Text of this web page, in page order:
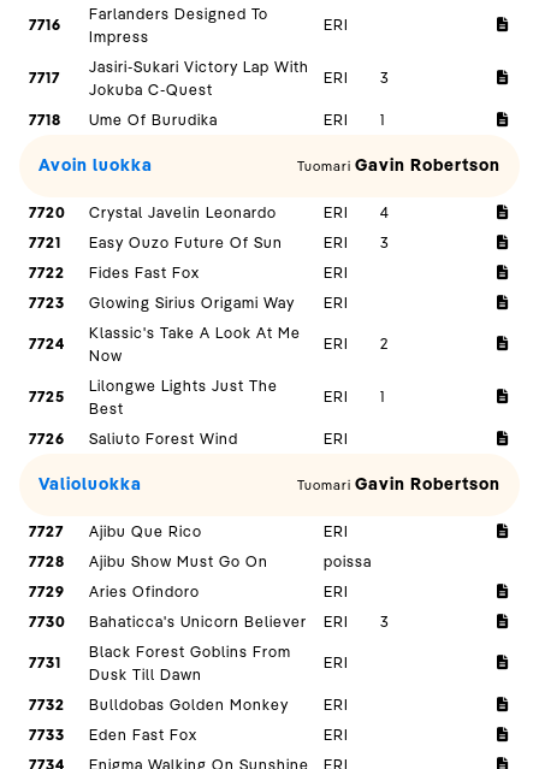
7716
Farlanders Designed To
Impress
ERI
7717
Jasiri-Sukari Victory Lap With
Jokuba C-Quest
ERI 3
7718 Ume Of Burudika ERI 1
Avoin luokka Tuomari Gavin Robertson
7720 Crystal Javelin Leonardo ERI
4
7721
Easy Ouzo Future Of Sun ERI
3
7722
Fides Fast Fox
ERI
7723
Glowing Sirius Origami Way ERI
7724
Klassic's Take A Look At Me
Now
ERI 2
7725
Lilongwe Lights Just The
Best
ERI 1
7726 Saliuto Forest Wind ERI
Valioluokka Tuomari Gavin Robertson
7727 Ajibu Que Rico
ERI
7728
Ajibu Show Must Go On
poissa
7729
Aries Ofindoro
ERI
7730
Bahaticca's Unicorn Believer ERI 3
7731
Black Forest Goblins From
Dusk Till Dawn
ERI
7732 Bulldobas Golden Monkey
ERI
7733
Eden Fast Fox
ERI
7734
Enigma Walking On Sunshine
ERI